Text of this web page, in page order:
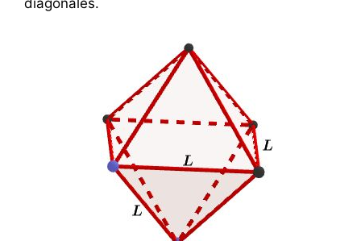
diagonales.